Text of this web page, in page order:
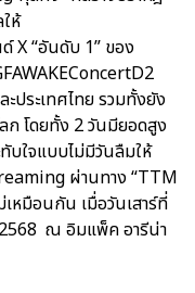
ห้
X “อันดับ 1” ของ
ประเทศไทย รวมทั้งยัง
โดยทั้ง 2 วันมียอดสูง
ทับใจแบบไม่มีวันลืมให้
ผ่านทาง “TTM
หมือนกัน เมื่อวันเสาร์ที่
ณ อิมแพ็ค อารีน่า